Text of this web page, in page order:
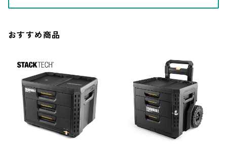
おすすめ商品